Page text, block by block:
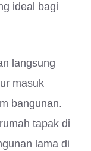
ideal bagi
langsung
masuk
bangunan.
tapak di
lama di